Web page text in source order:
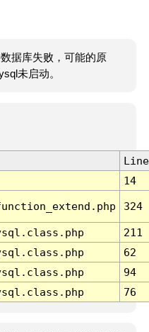
据库失败，可能的原
未启动。
Line
14
324
211
62
94
76